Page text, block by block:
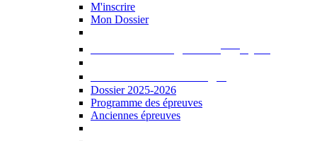
M'inscrire
Mon Dossier
Dossier 2025-2026
Programme des épreuves
Anciennes épreuves